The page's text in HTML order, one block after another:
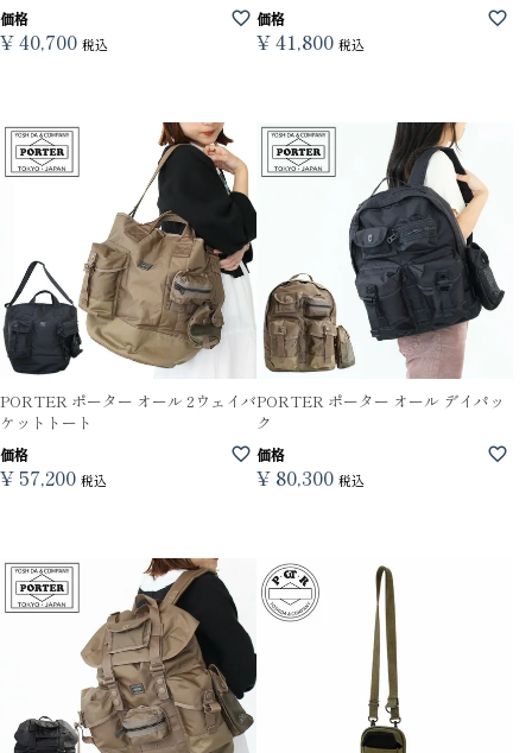
価格
¥40,700 税込
価格
¥41,800 税込
PORTER ポーター オール 2ウェイバ
ケットトート
価格
¥ 57,200 税込
PORTER ポーター オール デイパッ
ク
価格
¥ 80,300 税込